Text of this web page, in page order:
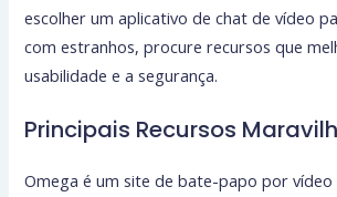
escolher um aplicativo de chat de vídeo
com estranhos, procure recursos que
usabilidade e a segurança.
Principais Recursos
Omega é um site de bate-papo por vídeo